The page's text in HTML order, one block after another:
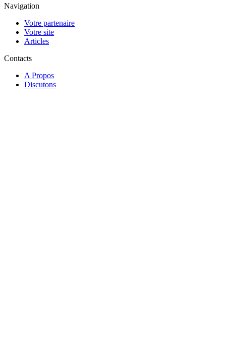
Footer
Navigation
Votre partenaire
Votre site
Articles
Contacts
A Propos
Discutons